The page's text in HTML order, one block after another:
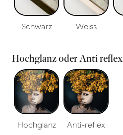
Schwarz Weiss
Hochglanz oder Anti reflex
Hochglanz Anti-reflex